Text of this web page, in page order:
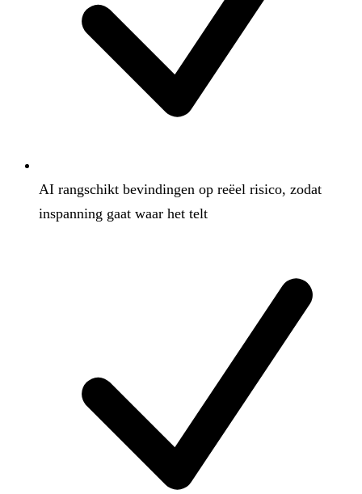
AI rangschikt bevindingen op reëel risico, zodat
inspanning gaat waar het telt